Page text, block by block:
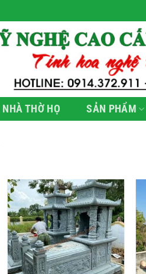
NHÀ THỜ HỌ SẢN PHẨM